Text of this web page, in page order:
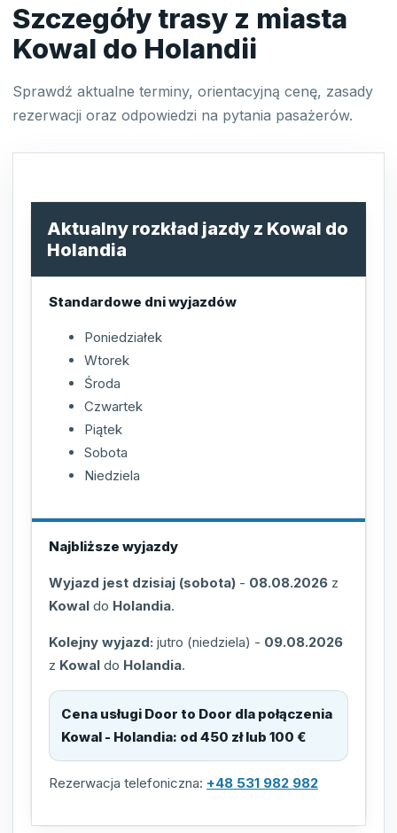
Szczegóły trasy z miasta
Kowal do Holandii
Sprawdź aktualne terminy, orientacyjną cenę, zasady
rezerwacji oraz odpowiedzi na pytania pasażerów.
Aktualny rozkład jazdy z Kowal do
Holandia
Standardowe dni wyjazdów
Poniedziałek
Wtorek
Środa
Czwartek
Piątek
Sobota
Niedziela
Najbliższe wyjazdy
Wyjazd jest dzisiaj (sobota) - 08.08.2026 z
Kowal do Holandia.
Kolejny wyjazd: jutro (niedziela) - 09.08.2026
z Kowal do Holandia.
Cena usługi Door to Door dla połączenia
Kowal - Holandia: od 450 zł lub 100 €
Rezerwacja telefoniczna: +48 531 982 982